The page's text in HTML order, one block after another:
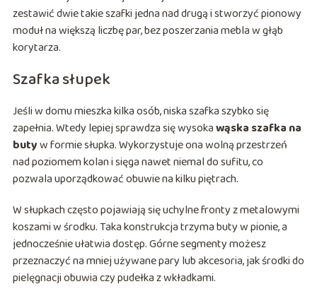
zestawić dwie takie szafki jedna nad drugą i stworzyć pionowy
moduł na większą liczbę par, bez poszerzania mebla w głąb
korytarza.
Szafka słupek
Jeśli w domu mieszka kilka osób, niska szafka szybko się
zapełnia. Wtedy lepiej sprawdza się wysokawąska szafka na
butyw formie słupka. Wykorzystuje ona wolną przestrzeń
nad poziomem kolan i sięga nawet niemal do sufitu, co
pozwala uporządkować obuwie na kilku piętrach.
W słupkach często pojawiają się uchylne fronty z metalowymi
koszami w środku. Taka konstrukcja trzyma buty w pionie, a
jednocześnie ułatwia dostęp. Górne segmenty możesz
przeznaczyć na mniej używane pary lub akcesoria, jak środki do
pielęgnacji obuwia czy pudełka z wkładkami.